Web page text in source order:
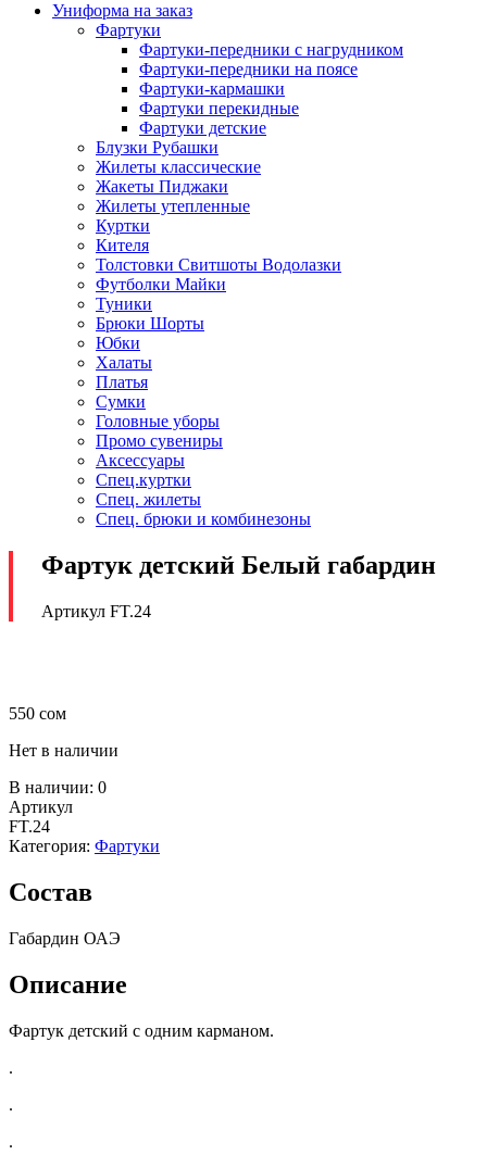
Униформа на заказ
Фартуки
Фартуки-передники с нагрудником
Фартуки-передники на поясе
Фартуки-кармашки
Фартуки перекидные
Фартуки детские
Блузки Рубашки
Жилеты классические
Жакеты Пиджаки
Жилеты утепленные
Куртки
Кителя
Толстовки Свитшоты Водолазки
Футболки Майки
Туники
Брюки Шорты
Юбки
Халаты
Платья
Сумки
Головные уборы
Промо сувениры
Аксессуары
Спец.куртки
Спец. жилеты
Спец. брюки и комбинезоны
Фартук детский Белый габардин
Артикул FT.24
550 сом
Нет в наличии
В наличии: 0
Артикул
FT.24
Категория: Фартуки
Состав
Габардин ОАЭ
Описание
Фартук детский с одним карманом.
.
.
.